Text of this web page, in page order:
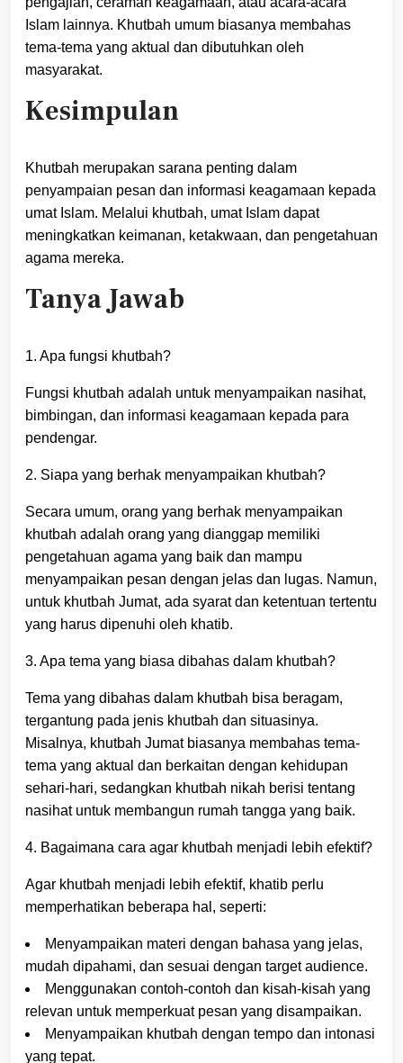
Islam lainnya. Khutbah umum biasanya membahas
tema-tema yang aktual dan dibutuhkan oleh
masyarakat.
Kesimpulan
Khutbah merupakan sarana penting dalam
penyampaian pesan dan informasi keagamaan kepada
umat Islam. Melalui khutbah, umat Islam dapat
meningkatkan keimanan, ketakwaan, dan pengetahuan
agama mereka.
Tanya Jawab
1. Apa fungsi khutbah?
Fungsi khutbah adalah untuk menyampaikan nasihat,
bimbingan, dan informasi keagamaan kepada para
pendengar.
2. Siapa yang berhak menyampaikan khutbah?
Secara umum, orang yang berhak menyampaikan
khutbah adalah orang yang dianggap memiliki
pengetahuan agama yang baik dan mampu
menyampaikan pesan dengan jelas dan lugas. Namun,
untuk khutbah Jumat, ada syarat dan ketentuan tertentu
yang harus dipenuhi oleh khatib.
3. Apa tema yang biasa dibahas dalam khutbah?
Tema yang dibahas dalam khutbah bisa beragam,
tergantung pada jenis khutbah dan situasinya.
Misalnya, khutbah Jumat biasanya membahas tema-
tema yang aktual dan berkaitan dengan kehidupan
sehari-hari, sedangkan khutbah nikah berisi tentang
nasihat untuk membangun rumah tangga yang baik.
4. Bagaimana cara agar khutbah menjadi lebih efektif?
Agar khutbah menjadi lebih efektif, khatib perlu
memperhatikan beberapa hal, seperti:
Menyampaikan materi dengan bahasa yang jelas,
mudah dipahami, dan sesuai dengan target audience.
Menggunakan contoh-contoh dan kisah-kisah yang
relevan untuk memperkuat pesan yang disampaikan.
Menyampaikan khutbah dengan tempo dan intonasi
yang tepat.